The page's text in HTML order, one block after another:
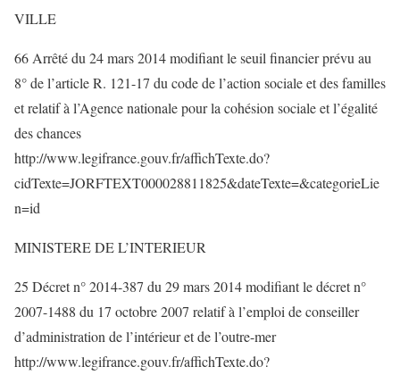
VILLE
66 Arrêté du 24 mars 2014 modifiant le seuil financier prévu au
8° de l’article R. 121-17 du code de l’action sociale et des familles
et relatif à l’Agence nationale pour la cohésion sociale et l’égalité
des chances
http://www.legifrance.gouv.fr/affichTexte.do?
cidTexte=JORFTEXT000028811825&dateTexte=&categorieLie
n=id
MINISTERE DE L’INTERIEUR
25 Décret n° 2014-387 du 29 mars 2014 modifiant le décret n°
2007-1488 du 17 octobre 2007 relatif à l’emploi de conseiller
d’administration de l’intérieur et de l’outre-mer
http://www.legifrance.gouv.fr/affichTexte.do?